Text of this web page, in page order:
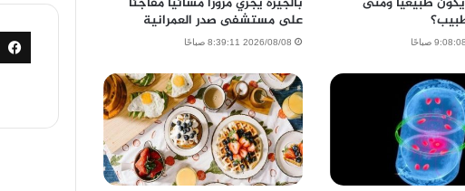
على مستشفى صدر العمرانية
2026/08/08 8:39:11 صباحًا